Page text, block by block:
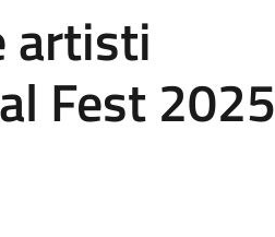
artisti
Fest 2025